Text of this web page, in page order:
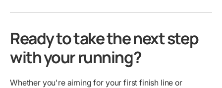
Ready to take the next step
with your running?
Whether you're aiming for your first finish line or